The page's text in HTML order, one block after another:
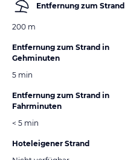
Entfernung zum Strand
200 m
Entfernung zum Strand in
Gehminuten
5 min
Entfernung zum Strand in
Fahrminuten
< 5 min
Hoteleigener Strand